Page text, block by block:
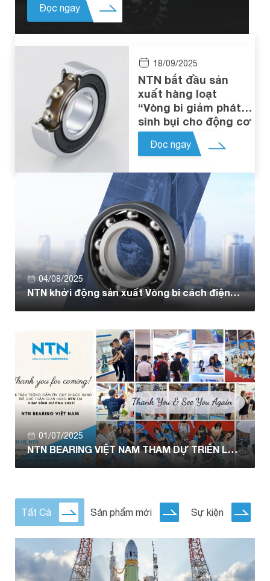
Đọc ngay
NTN bắt đầu sản
xuất hàng loạt
“Vòng bi giảm phát
sinh bụi cho động cơ
servo”
18/09/2025
Đọc ngay
NTN khởi động sản xuất Vòng bi cách điện
bằng nhựa đúc cho trục truyền động e-Axle
04/08/2025
NTN BEARING VIỆT NAM THAM DỰ TRIỂN LÃM
VIMF 2025 BÌNH DƯƠNG
01/07/2025
Tất Cả Sản phẩm mới Sự kiện